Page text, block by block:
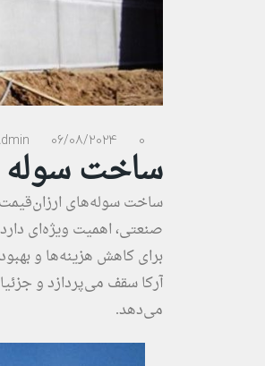
06/08/2024 0 دیدگاه ها
ساخت سوله
ساخت سوله‌های
صنعتی، اهمیت ویژه‌ای
برای کاهش هزینه‌ها و
آرکا سقف می‌پردازد و
می‌دهد.